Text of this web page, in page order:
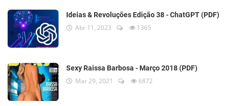
Ideias & Revoluções Edição 38 - ChatGPT (PDF)
Abr 11, 2023 1365
Sexy Raissa Barbosa - Março 2018 (PDF)
Mar 29, 2021 6872